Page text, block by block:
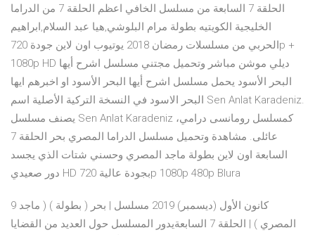
الحلقة 7 السابعة من مسلسل الخافي اعظم الحلقة 7 من الدراما
الخليجية الكويتيه بطولة مرام البلوشي,هيا عبد السلام,ابراهيم
الحربي من مسلسلات رمضان 2018 يوتيوب اون لاين جودة 720p +
1080p HD ديلي موشن مباشر وتحميل مجتني مسلسل اشرح أيها
البحر الأسود يحمل مسلسل اشرح أيها البحر الأسود او اخبرهم ايها
البحر الاسود في النسخة التركية الأصلية اسم Sen Anlat Karadeniz.
يصنف مسلسل Sen Anlat Karadeniz كمسلسل رومانسى درامي،
عائلى. مشاهدة وتحميل مسلسل الدراما المصري بحر الحلقة 7
السابعة اون لاين بطولة ماجد المصري وحسني شتات الذي يجسد
دور صعيدي HD بجودة عالية 720p 1080p 480p Blura
9 كانون الأول (ديسمبر) 2019 مسلسل | بحر ( بطولة ) ( ماجد
المصري ) | الحلقة 7 السابعةيدور المسلسل حول العديد من القضايا